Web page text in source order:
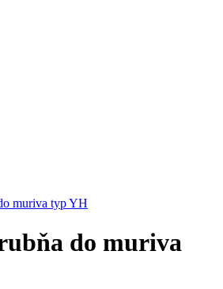
muriva typ YH
do muriva